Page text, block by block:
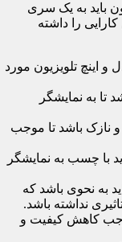
باید به یک سری
را داشته
و اینچ تلویزیون مورد
تا به نمایشگر
نازک باشد تا موجب
با چسب به نمایشگر
به نحوی باشد که
نداشته باشد.
کاهش کیفیت و